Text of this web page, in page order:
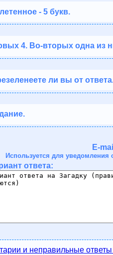
- 5 букв.
4. Во-вторых одна из
ли вы от
E-
Используется для уведомления
ответа:
и неправильные ответы